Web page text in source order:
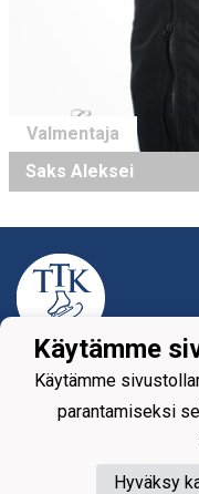
Valmentaja
Saks Aleksei
Tietosuojaseloste
Tikkurilan
Käytämme
Käytämme
parantamiseksi
Hyväksy